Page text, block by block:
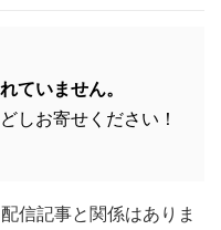
ていません。
しお寄せください！
信記事と関係はありま